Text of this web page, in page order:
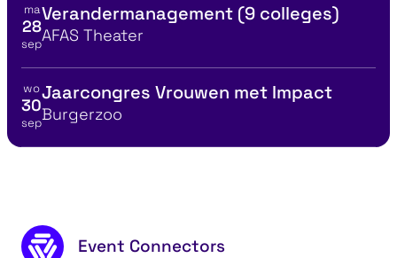
Bekijk details voor
ma
28
sep
Verandermanagement (9 colleges)
Locatie
AFAS Theater
Bekijk details voor
wo
30
sep
Jaarcongres Vrouwen met Impact
Locatie
Burgerzoo
Footer content
Event Connectors